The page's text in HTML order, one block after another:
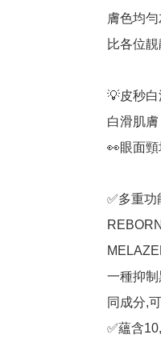
膚色均
比各位
💡皮秒
白滑肌膚
👀眼面
✅多重
一種抑
同成分,
✅蘊含